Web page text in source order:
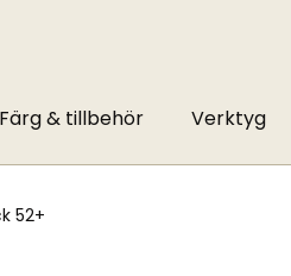
Färg & tillbehör Verktyg
52+